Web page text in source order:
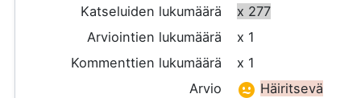
Katseluiden lukumäärä
x 277
Arviointien lukumäärä
x 1
Kommenttien lukumäärä
x 1
Arvio
Häiritsevä